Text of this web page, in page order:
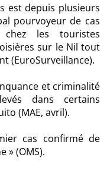
est depuis plusieurs
pourvoyeur de cas
les touristes
sur le Nil tout
(EuroSurveillance).
et criminalité
dans certains
(MAE, avril).
cas confirmé de
» (OMS).